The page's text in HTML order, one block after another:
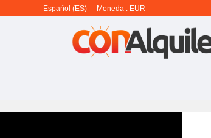
Español (ES) Moneda : EUR